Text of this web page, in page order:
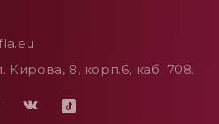
Кирова, 8, корп.6, каб. 708.